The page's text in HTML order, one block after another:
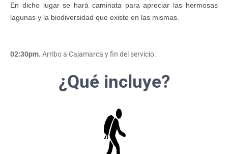
En dicho lugar se hará caminata para apreciar las hermosas
lagunas y la biodiversidad que existe en las mismas.
02:30pm. Arribo a Cajamarca y fin del servicio.
¿Qué incluye?